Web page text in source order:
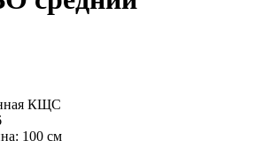
КЩС
100 см